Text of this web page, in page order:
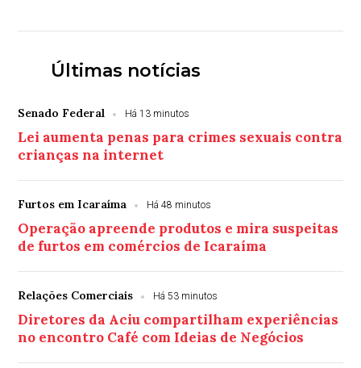
Últimas notícias
Senado Federal Há 13 minutos
Lei aumenta penas para crimes sexuais contra
crianças na internet
Furtos em Icaraíma Há 48 minutos
Operação apreende produtos e mira suspeitas
de furtos em comércios de Icaraíma
Relações Comerciais Há 53 minutos
Diretores da Aciu compartilham experiências
no encontro Café com Ideias de Negócios